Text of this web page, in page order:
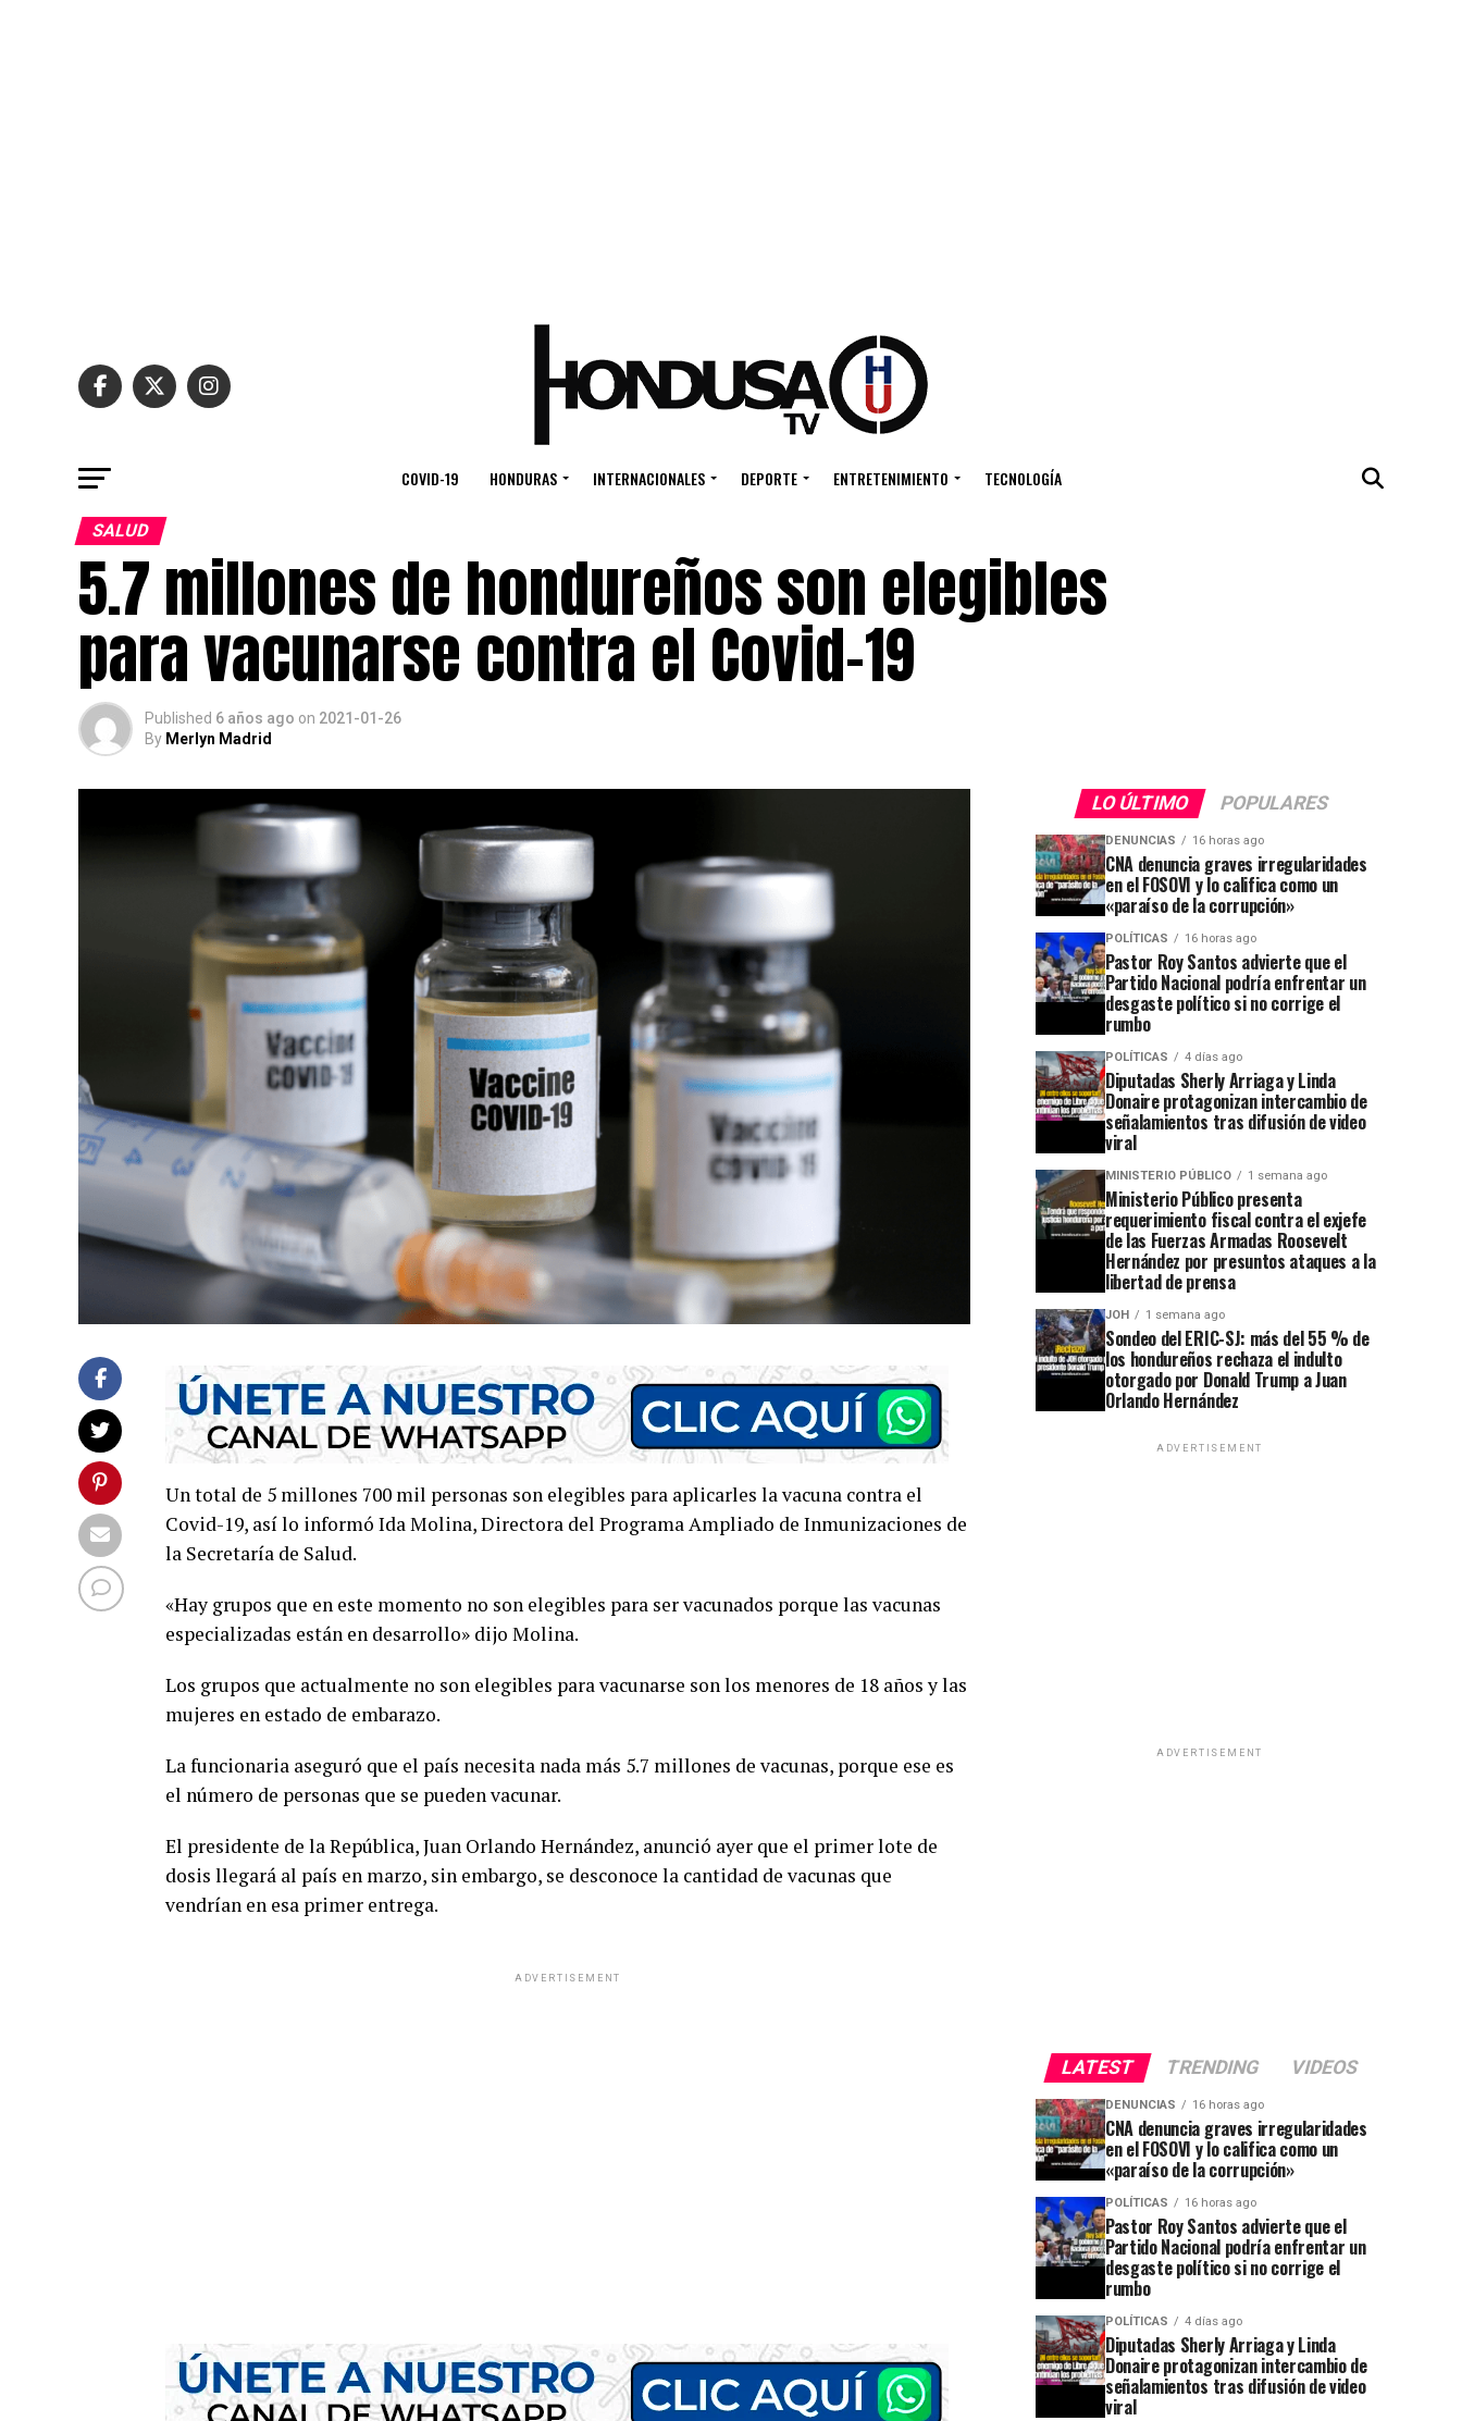
COVID-19 HONDURAS INTERNACIONALES DEPORTE ENTRETENIMIENTO TECNOLOGÍA
SALUD
5.7 millones de hondureños son elegibles
para vacunarse contra el Covid-19
Published 6 años ago on 2021-01-26
By Merlyn Madrid
Un total de 5 millones 700 mil personas son elegibles para aplicarles la vacuna contra el
Covid-19, así lo informó Ida Molina, Directora del Programa Ampliado de Inmunizaciones de
la Secretaría de Salud.
«Hay grupos que en este momento no son elegibles para ser vacunados porque las vacunas
especializadas están en desarrollo» dijo Molina.
Los grupos que actualmente no son elegibles para vacunarse son los menores de 18 años y las
mujeres en estado de embarazo.
La funcionaria aseguró que el país necesita nada más 5.7 millones de vacunas, porque ese es
el número de personas que se pueden vacunar.
El presidente de la República, Juan Orlando Hernández, anunció ayer que el primer lote de
dosis llegará al país en marzo, sin embargo, se desconoce la cantidad de vacunas que
vendrían en esa primer entrega.
ADVERTISEMENT
LO ÚLTIMO POPULARES
DENUNCIAS 16 horas ago
CNA denuncia graves irregularidades
en el FOSOVI y lo califica como un
«paraíso de la corrupción»
POLÍTICAS 16 horas ago
Pastor Roy Santos advierte que el
Partido Nacional podría enfrentar un
desgaste político si no corrige el
rumbo
POLÍTICAS 4 días ago
Diputadas Sherly Arriaga y Linda
Donaire protagonizan intercambio de
señalamientos tras difusión de video
viral
MINISTERIO PÚBLICO 1 semana ago
Ministerio Público presenta
requerimiento fiscal contra el exjefe
de las Fuerzas Armadas Roosevelt
Hernández por presuntos ataques a la
libertad de prensa
JOH 1 semana ago
Sondeo del ERIC-SJ: más del 55 % de
los hondureños rechaza el indulto
otorgado por Donald Trump a Juan
Orlando Hernández
ADVERTISEMENT
ADVERTISEMENT
LATEST TRENDING VIDEOS
DENUNCIAS 16 horas ago
CNA denuncia graves irregularidades
en el FOSOVI y lo califica como un
«paraíso de la corrupción»
POLÍTICAS 16 horas ago
Pastor Roy Santos advierte que el
Partido Nacional podría enfrentar un
desgaste político si no corrige el
rumbo
POLÍTICAS 4 días ago
Diputadas Sherly Arriaga y Linda
Donaire protagonizan intercambio de
señalamientos tras difusión de video
viral